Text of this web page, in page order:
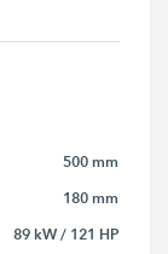
500 mm
180 mm
89 kW / 121 HP